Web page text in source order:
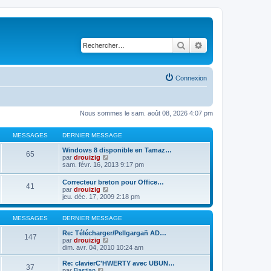
Rechercher
Connexion
Nous sommes le sam. août 08, 2026 4:07 pm
MESSAGES DERNIER MESSAGE
65
Windows 8 disponible en Tamaz…
par drouizig
o
u
l
t
e
r
l
d
e
r
n
i
sam. févr. 16, 2013 9:17 pm
41
Correcteur breton pour Office…
par drouizig
o
n
s
u
l
t
r
l
e
jeu. déc. 17, 2009 2:18 pm
MESSAGES DERNIER MESSAGE
147
Re: Télécharger/Pellgargañ AD…
par drouizig
o
n
s
dim. avr. 04, 2010 10:24 am
37
Re: clavierC'HWERTY avec UBUN…